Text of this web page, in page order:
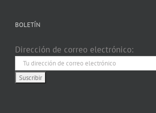
BOLETÍN
Dirección de correo electrónico: